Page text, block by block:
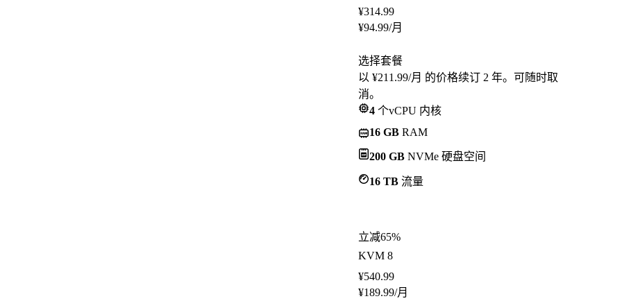
¥314.99
¥94.99/月
选择套餐
以 ¥211.99/月 的价格续订 2 年。可随时取
消。
4 个vCPU 内核
16 GB RAM
200 GB NVMe 硬盘空间
16 TB 流量
立减65%
KVM 8
¥540.99
¥189.99/月